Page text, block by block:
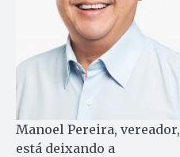
Manoel Pereira, vereador,
está deixando a